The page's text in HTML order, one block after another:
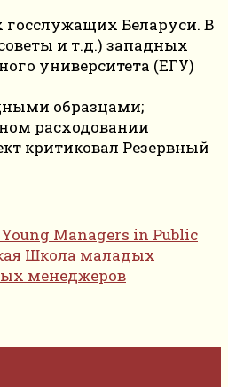
госслужащих Беларуси. В
и т.д.) западных
университета (ЕГУ)
образцами;
расходовании
критиковал Резервный
Managers in Public
Школа маладых
менеджеров